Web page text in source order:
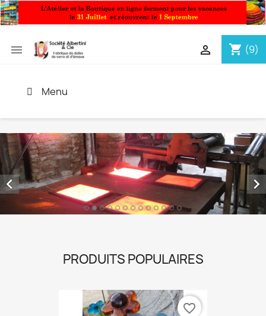
 shopping_cart (9)

Menu
 
PRODUITS POPULAIRES
favorite_border